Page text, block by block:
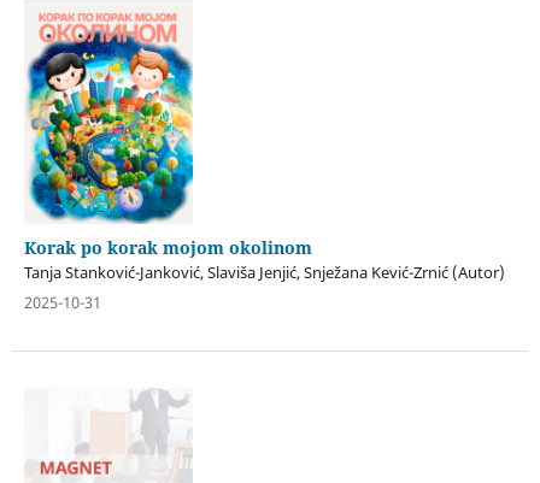
Korak po korak mojom okolinom
Tanja Stanković-Janković, Slaviša Jenjić, Snježana Kević-Zrnić (Autor)
2025-10-31